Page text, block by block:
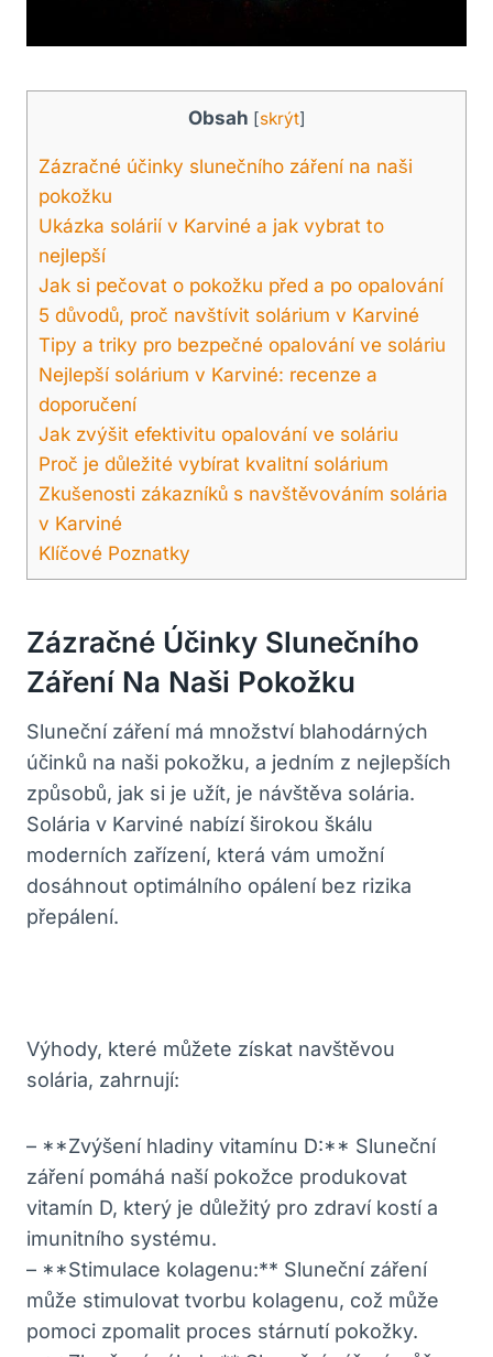
Obsah [skrýt]
Zázračné účinky slunečního záření na naši
pokožku
Ukázka solárií v Karviné a jak vybrat to
nejlepší
Jak si pečovat o pokožku před a po opalování
5 důvodů, proč navštívit solárium v Karviné
Tipy a triky pro bezpečné opalování ve soláriu
Nejlepší solárium v Karviné: recenze a
doporučení
Jak zvýšit efektivitu opalování ve soláriu
Proč je důležité vybírat kvalitní solárium
Zkušenosti zákazníků s navštěvováním solária
v Karviné
Klíčové Poznatky
Zázračné Účinky Slunečního
Záření Na Naši Pokožku
Sluneční záření má množství blahodárných
účinků na naši pokožku, a jedním z nejlepších
způsobů, jak si je užít, je návštěva solária.
Solária v Karviné nabízí širokou škálu
moderních zařízení, která vám umožní
dosáhnout optimálního opálení bez rizika
přepálení.
Výhody, které můžete získat navštěvou
solária, zahrnují:
– **Zvýšení hladiny vitamínu D:** Sluneční
záření pomáhá naší pokožce produkovat
vitamín D, který je důležitý pro zdraví kostí a
imunitního systému.
– **Stimulace kolagenu:** Sluneční záření
může stimulovat tvorbu kolagenu, což může
pomoci zpomalit proces stárnutí pokožky.